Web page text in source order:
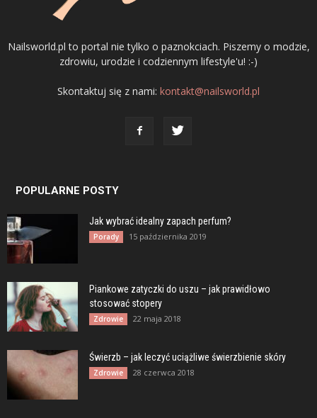
Nailsworld.pl to portal nie tylko o paznokciach. Piszemy o modzie,
zdrowiu, urodzie i codziennym lifestyle'u! :-)
Skontaktuj się z nami: kontakt@nailsworld.pl
POPULARNE POSTY
Jak wybrać idealny zapach perfum?
Porady 15 października 2019
Piankowe zatyczki do uszu – jak prawidłowo
stosować stopery
Zdrowie 22 maja 2018
Świerzb – jak leczyć uciążliwe świerzbienie skóry
Zdrowie 28 czerwca 2018